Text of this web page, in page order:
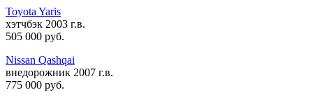
Toyota Yaris
хэтчбэк 2003 г.в.
505 000 руб.
Nissan Qashqai
внедорожник 2007 г.в.
775 000 руб.